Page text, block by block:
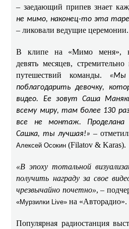
– заедающий припев знает
не мимо, наконец-то эта
– ликовали ведущие церемонии.
В клипе на «Мимо меня»,
девять месяцев,
путешествий команды.
«Мы
поблагодарить девочку,
видео. Ее зовут Саша
всему миру, там более 130
все не монтаж. Проделана
Сашка, ты лучшая!» –
Алексей Осокин (Filatov & Karas).
«В эпоху тотальной
получить награду за свое
чрезвычайно почетно», –
«Мурзилки Live» на «Авторадио».
Популярная радиостанция